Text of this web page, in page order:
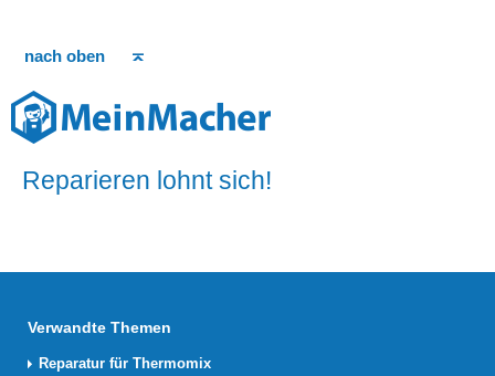
nach oben
Reparieren lohnt sich!
Verwandte Themen
Reparatur für Thermomix